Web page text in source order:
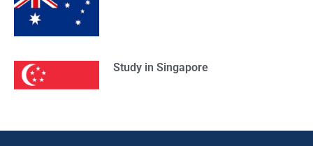
Study in Singapore